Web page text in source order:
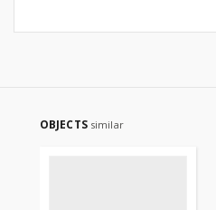
OBJECTS similar